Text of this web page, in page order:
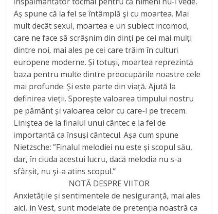
Aș spune că la fel se întâmplă şi cu moartea. Mai
mult decât sexul, moartea e un subiect incomod,
care ne face să scrâșnim din dinți pe cei mai mulți
dintre noi, mai ales pe cei care trăim în culturi
europene moderne. Și totuși, moartea reprezintă
baza pentru multe dintre preocupările noastre cele
mai profunde. Și este parte din viață. Ajută la
definirea vieții. Sporește valoarea timpului nostru
pe pământ și valoarea celor cu care-l pe trecem.
Liniştea de la finalul unui cântec e la fel de
importantă ca însuși cântecul. Așa cum spune
Nietzsche: ”Finalul melodiei nu este și scopul său,
dar, în ciuda acestui lucru, dacă melodia nu s-a
sfârșit, nu şi-a atins scopul.”
NOTĂ DESPRE VIITOR
Anxietățile și sentimentele de nesiguranță, mai ales
aici, in Vest, sunt modelate de pretenția noastră ca